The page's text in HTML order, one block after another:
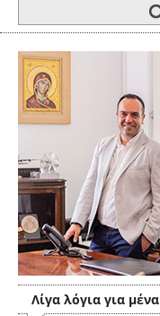
Λίγα λόγια για μένα